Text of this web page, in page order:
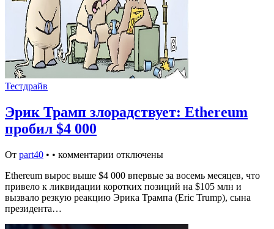
Тестдрайв
Эрик Трамп злорадствует: Ethereum
пробил $4 000
От part40 • • комментарии отключены
Ethereum вырос выше $4 000 впервые за восемь месяцев, что
привело к ликвидации коротких позиций на $105 млн и
вызвало резкую реакцию Эрика Трампа (Eric Trump), сына
президента…